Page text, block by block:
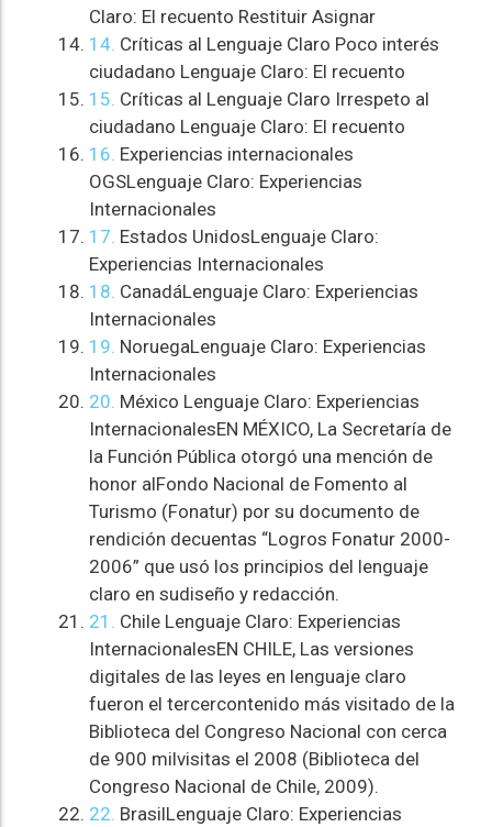
Claro: El recuento Restituir Asignar
14. Críticas al Lenguaje Claro Poco interés
ciudadano Lenguaje Claro: El recuento
15. Críticas al Lenguaje Claro Irrespeto al
ciudadano Lenguaje Claro: El recuento
16. Experiencias internacionales
OGSLenguaje Claro: Experiencias
Internacionales
17. Estados UnidosLenguaje Claro:
Experiencias Internacionales
18. CanadáLenguaje Claro: Experiencias
Internacionales
19. NoruegaLenguaje Claro: Experiencias
Internacionales
20. México Lenguaje Claro: Experiencias
InternacionalesEN MÉXICO, La Secretaría de
la Función Pública otorgó una mención de
honor alFondo Nacional de Fomento al
Turismo (Fonatur) por su documento de
rendición decuentas “Logros Fonatur 2000-
2006” que usó los principios del lenguaje
claro en sudiseño y redacción.
21. Chile Lenguaje Claro: Experiencias
InternacionalesEN CHILE, Las versiones
digitales de las leyes en lenguaje claro
fueron el tercercontenido más visitado de la
Biblioteca del Congreso Nacional con cerca
de 900 milvisitas el 2008 (Biblioteca del
Congreso Nacional de Chile, 2009).
22. BrasilLenguaje Claro: Experiencias